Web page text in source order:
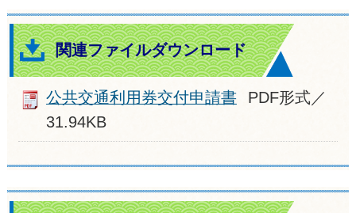
関連ファイルダウンロード
公共交通利用券交付申請書
PDF形式／
31.94KB